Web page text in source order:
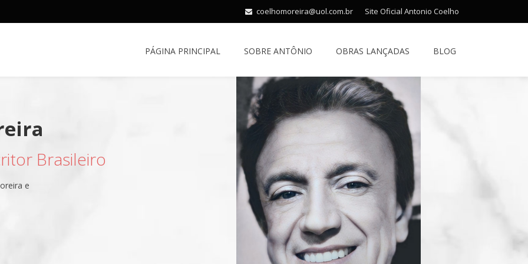
coelhomoreira@uol.com.br Site Oficial Antonio Coelho
PÁGINA PRINCIPAL SOBRE ANTÔNIO OBRAS LANÇADAS BLOG
Brasileiro